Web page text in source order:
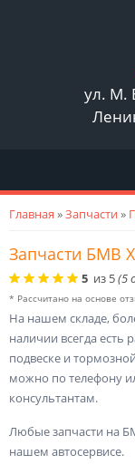
ул. М.
Вы здесь
Главная »Запчасти»
Запчасти БМВ
5 из 5(5
* Рассчитано на основе
На нашем складе,
наличии всегда есть
подвеске и
можно по телефону
консультантам.
Любые запчасти на
нашем автосервисе.